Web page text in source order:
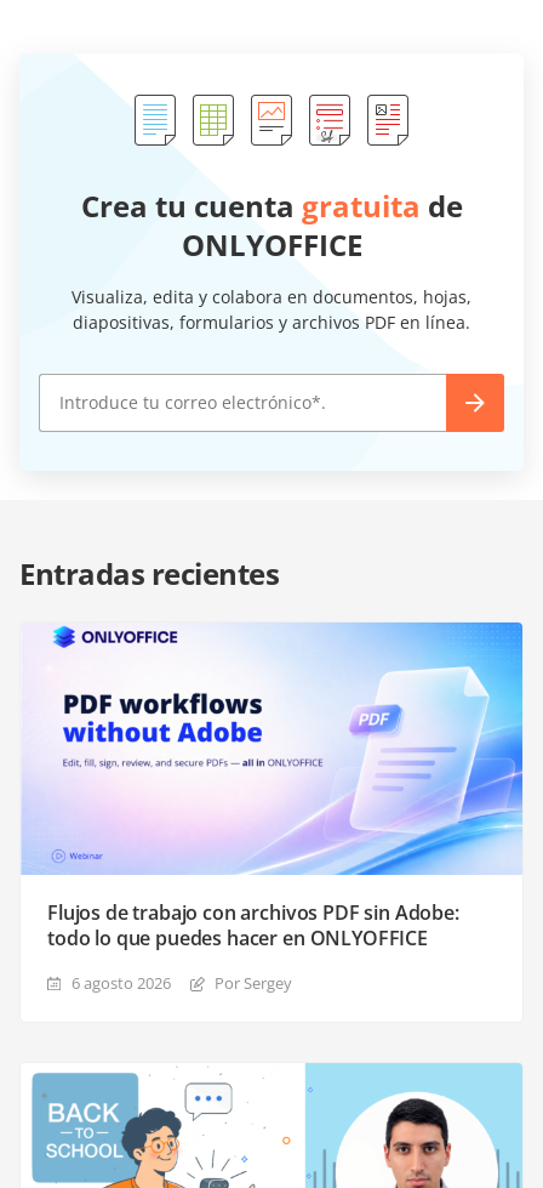
Crea tu cuenta gratuita de
ONLYOFFICE
Visualiza, edita y colabora en documentos, hojas,
diapositivas, formularios y archivos PDF en línea.
Entradas recientes
Flujos de trabajo con archivos PDF sin Adobe:
todo lo que puedes hacer en ONLYOFFICE
6 agosto 2026 Por Sergey